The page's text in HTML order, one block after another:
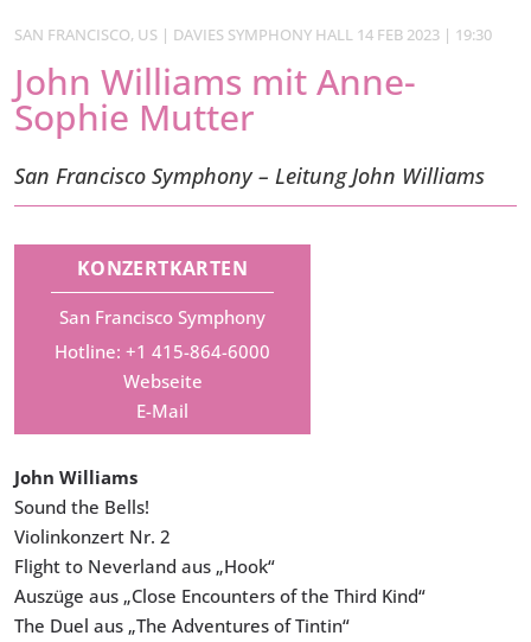
SAN FRANCISCO, US | DAVIES SYMPHONY HALL 14 FEB 2023 | 19:30
John Williams mit Anne-
Sophie Mutter
San Francisco Symphony – Leitung John Williams
KONZERTKARTEN
San Francisco Symphony
Hotline: +1 415-864-6000
Webseite
E-Mail
John Williams
Sound the Bells!
Violinkonzert Nr. 2
Flight to Neverland aus „Hook“
Auszüge aus „Close Encounters of the Third Kind“
The Duel aus „The Adventures of Tintin“